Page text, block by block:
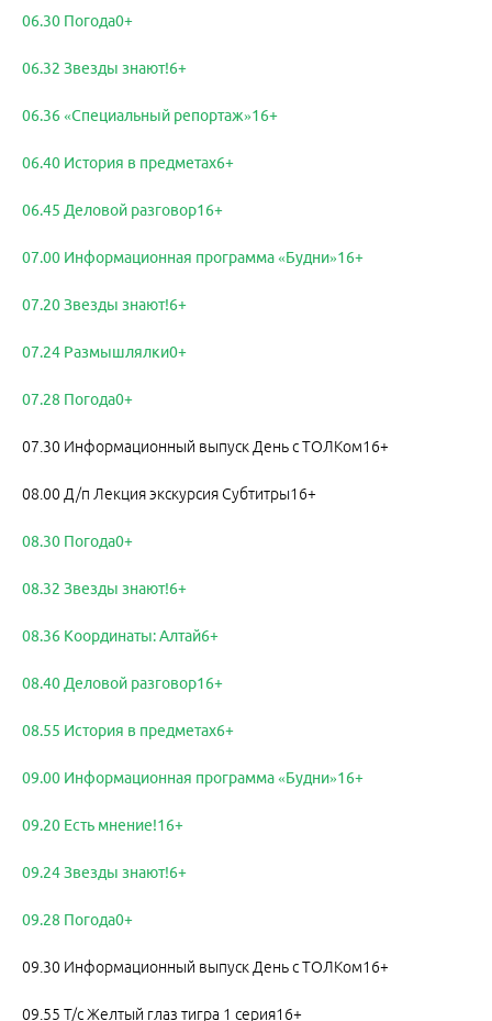
06.30 Погода0+
06.32 Звезды знают!6+
06.36 «Специальный репортаж»16+
06.40 История в предметах6+
06.45 Деловой разговор16+
07.00 Информационная программа «Будни»16+
07.20 Звезды знают!6+
07.24 Размышлялки0+
07.28 Погода0+
07.30 Информационный выпуск День с ТОЛКом16+
08.00 Д/п Лекция экскурсия Субтитры16+
08.30 Погода0+
08.32 Звезды знают!6+
08.36 Координаты: Алтай6+
08.40 Деловой разговор16+
08.55 История в предметах6+
09.00 Информационная программа «Будни»16+
09.20 Есть мнение!16+
09.24 Звезды знают!6+
09.28 Погода0+
09.30 Информационный выпуск День с ТОЛКом16+
09.55 Т/с Желтый глаз тигра 1 серия16+